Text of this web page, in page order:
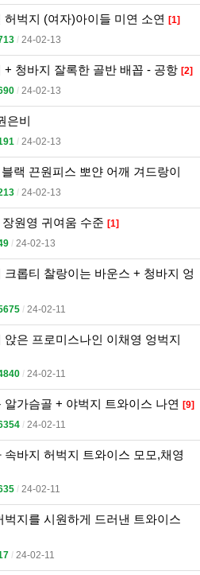
벅지 (여자)아이들 미연 소연 [1]
l 24-02-13
청바지 잘록한 골반 배꼽 - 공항 [2]
l 24-02-13
은비
l 24-02-13
랙 끈원피스 뽀얀 어깨 겨드랑이
l 24-02-13
원영 귀여움 수준 [1]
l 24-02-13
롭티 찰랑이는 바운스 + 청바지 엉
l 24-02-11
은 프로미스나인 이채영 엉벅지
l 24-02-11
가슴골 + 야벅지 트와이스 나연 [9]
l 24-02-11
바지 허벅지 트와이스 모모,채영
l 24-02-11
지를 시원하게 드러낸 트와이스
l 24-02-11